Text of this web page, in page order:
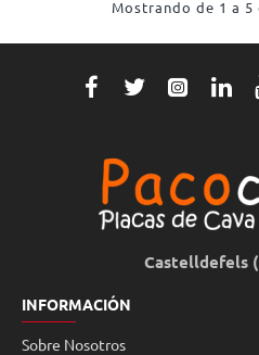
Mostrando de 1 a 5
Castelldefels
INFORMACIÓN
Sobre Nosotros